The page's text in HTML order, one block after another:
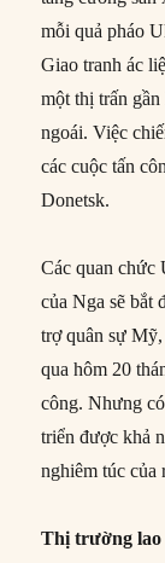
mỗi quả pháo
Giao tranh ác
một thị trấn
ngoái. Việc
các cuộc tấn
Donetsk.
Các quan chức
của Nga sẽ bắt
trợ quân sự
qua hôm 20
công. Nhưng
triển được khả
nghiêm túc của
Thị trường lao